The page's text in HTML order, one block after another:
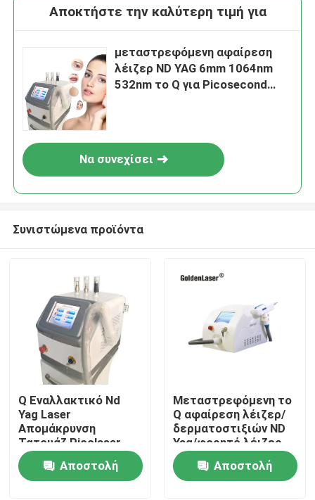
Σπίτι
Προϊόντα
Αποκτήστε την καλύτερη τιμή για
μεταστρεφόμενη αφαίρεση
λέιζερ ND YAG 6mm 1064nm
532nm το Q για Picosecond
Να συνεχίσει
Συνιστώμενα προϊόντα
Q Εναλλακτικό Nd
Yag Laser
Απομάκρυνση
Τατουάζ Picolaser
1064nm 532nm
Αποστολή
Μεταστρεφόμενη το
Q αφαίρεση λέιζερ/
δερματοστιξιών ND
Yag/φορητό λέιζερ
ND Yag διακοπτών
του Q
Αποστολή